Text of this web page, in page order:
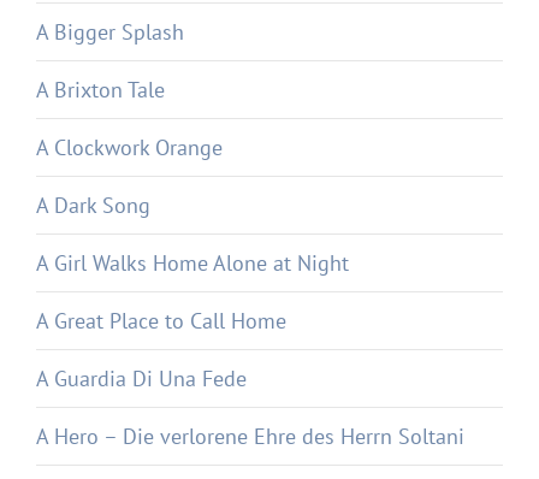
A Bigger Splash
A Brixton Tale
A Clockwork Orange
A Dark Song
A Girl Walks Home Alone at Night
A Great Place to Call Home
A Guardia Di Una Fede
A Hero – Die verlorene Ehre des Herrn Soltani